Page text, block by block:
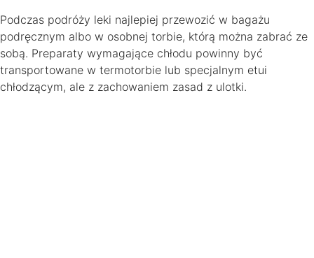
Podczas podróży leki najlepiej przewozić w bagażu
podręcznym albo w osobnej torbie, którą można zabrać ze
sobą. Preparaty wymagające chłodu powinny być
transportowane w termotorbie lub specjalnym etui
chłodzącym, ale z zachowaniem zasad z ulotki.